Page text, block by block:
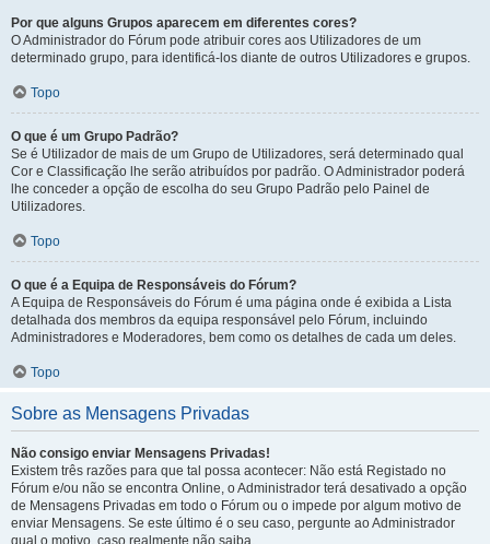
Por que alguns Grupos aparecem em diferentes cores?
O Administrador do Fórum pode atribuir cores aos Utilizadores de um
determinado grupo, para identificá-los diante de outros Utilizadores e grupos.
Topo
O que é um Grupo Padrão?
Se é Utilizador de mais de um Grupo de Utilizadores, será determinado qual
Cor e Classificação lhe serão atribuídos por padrão. O Administrador poderá
lhe conceder a opção de escolha do seu Grupo Padrão pelo Painel de
Utilizadores.
Topo
O que é a Equipa de Responsáveis do Fórum?
A Equipa de Responsáveis do Fórum é uma página onde é exibida a Lista
detalhada dos membros da equipa responsável pelo Fórum, incluindo
Administradores e Moderadores, bem como os detalhes de cada um deles.
Topo
Sobre as Mensagens Privadas
Não consigo enviar Mensagens Privadas!
Existem três razões para que tal possa acontecer: Não está Registado no
Fórum e/ou não se encontra Online, o Administrador terá desativado a opção
de Mensagens Privadas em todo o Fórum ou o impede por algum motivo de
enviar Mensagens. Se este último é o seu caso, pergunte ao Administrador
qual o motivo, caso realmente não saiba.